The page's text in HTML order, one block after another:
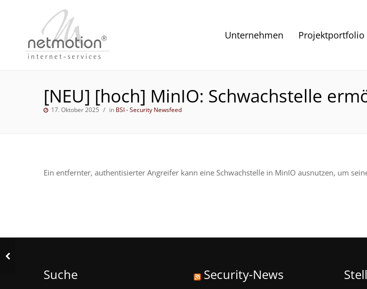
Unternehmen Projektportfolio
[NEU] [hoch] MinIO: Schwachstelle
17. Oktober 2025 in BSI - Security Newsfeed
Ein entfernter, authentisierter Angreifer kann eine Schwachstelle in MinIO ausnutzen, um
Suche Security-News